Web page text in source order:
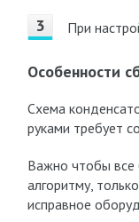
При
Особенности
Схема
руками требует
Важно чтобы все
алгоритму,
исправное